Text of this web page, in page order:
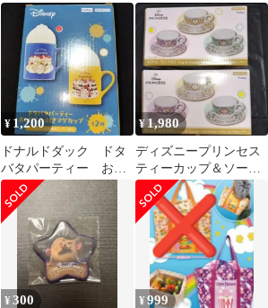
み FukuFuku超BIGぬ
いぐるみ 推
ポップコーンバケット
等
¥ 1,200
ドナルドダック ドタ
バタパーティー おし
りふた付きマグカッ
プ ブルー 推し活
¥ 1,980
ディズニープリンセス
ティーカップ＆ソーサ
ー ラプンツェル アリ
エル ２種
¥300 ¥999